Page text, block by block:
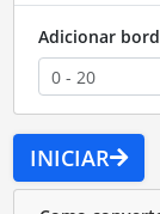
Adicionar
INICIAR